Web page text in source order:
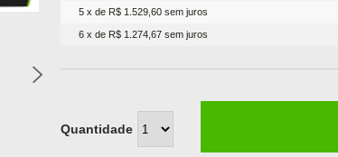
5 x de R$ 1.529,60 sem juros
6 x de R$ 1.274,67 sem juros
Quantidade